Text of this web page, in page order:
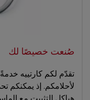
صُنعت خصيصًا لك
تقدّم لكم كارتييه
لأحلامكم. إذ يمكنكم
هياكل التثبيت مع